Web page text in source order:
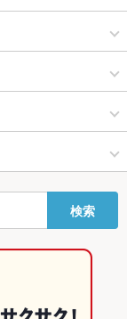
さい
問い合わせください。
フライドポテト
検索